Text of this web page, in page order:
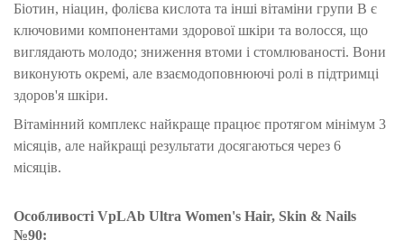
Біотин, ніацин, фолієва кислота та інші вітаміни групи B є
ключовими компонентами здорової шкіри та волосся, що
виглядають молодо; зниження втоми і стомлюваності. Вони
виконують окремі, але взаємодоповнюючі ролі в підтримці
здоров'я шкіри.
Вітамінний комплекс найкраще працює протягом мінімум 3
місяців, але найкращі результати досягаються через 6
місяців.
Особливості VpLAb Ultra Women's Hair, Skin & Nails
№90: